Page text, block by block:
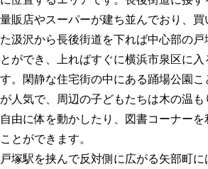
量販店やスーパーが建ち並んでおり、買
た汲沢から長後街道を下れば中心部の戸
とができ、上ればすぐに横浜市泉区に入
す。閑静な住宅街の中にある踊場公園こ
が人気で、周辺の子どもたちは木の温も
自由に体を動かしたり、図書コーナーを
ことができます。
戸塚駅を挟んで反対側に広がる矢部町に